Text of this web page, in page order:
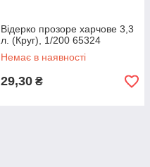
Відерко прозоре харчове 3,3
л. (Круг), 1/200 65324
Немає в наявності
29,30 ₴